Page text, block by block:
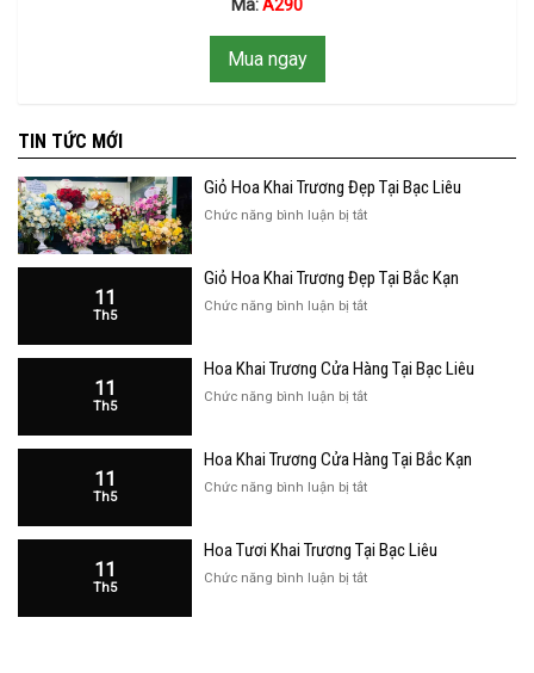
Mã:A290
Mua ngay
TIN TỨC MỚI
Giỏ Hoa Khai Trương Đẹp Tại Bạc Liêu
Chức năng bình luận bị tắtở
Khai
Đẹp
Liêu
11
Th5
Giỏ Hoa Khai Trương Đẹp Tại Bắc Kạn
Chức năng bình luận bị tắtở
Khai
Đẹp
Kạn
11
Th5
Hoa Khai Trương Cửa Hàng Tại Bạc Liêu
Chức năng bình luận bị tắtở
Trương
Hàng
Liêu
11
Th5
Hoa Khai Trương Cửa Hàng Tại Bắc Kạn
Chức năng bình luận bị tắtở
Trương
Hàng
11
Th5
Hoa Tươi Khai Trương Tại Bạc Liêu
Chức năng bình luận bị tắtở